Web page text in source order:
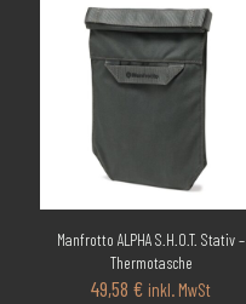
Manfrotto ALPHA S.H.O.T. Stativ –
Thermotasche
49,58€ inkl. MwSt